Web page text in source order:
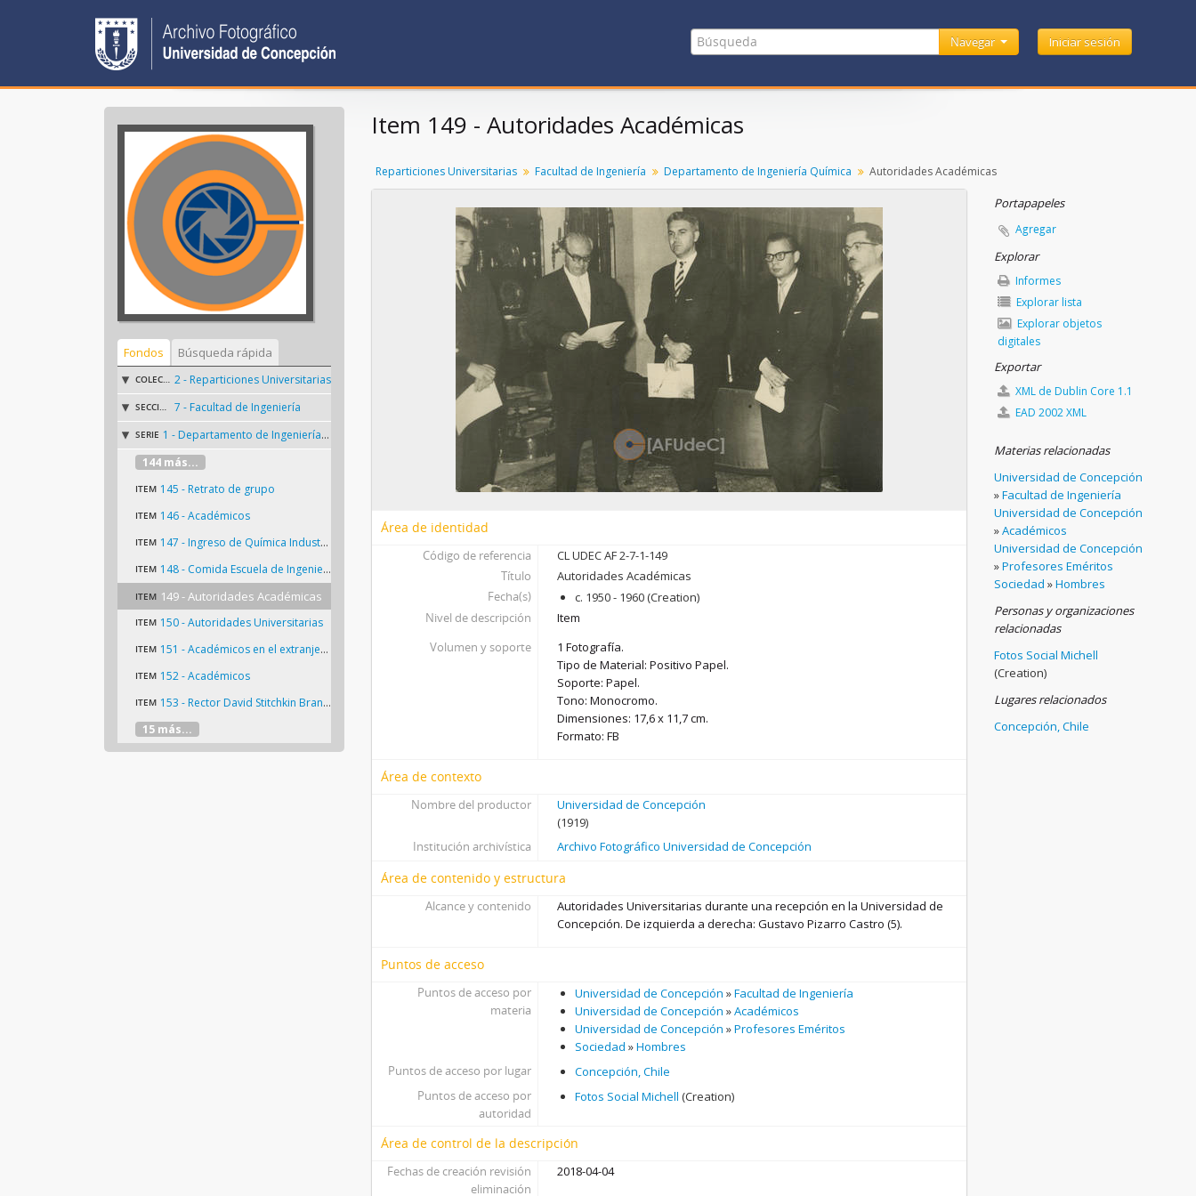
Iniciar sesión
Navegar
Fondos Búsqueda rápida
COLECCIÓN 2 - Reparticiones Universitarias
SECCIÓN 7 - Facultad de Ingeniería
SERIE 1 - Departamento de Ingeniería Química
144 más...
ITEM 145 - Retrato de grupo
ITEM 146 - Académicos
ITEM 147 - Ingreso de Química Industrial
ITEM 148 - Comida Escuela de Ingeniería
ITEM 149 - Autoridades Académicas
ITEM 150 - Autoridades Universitarias
ITEM 151 - Académicos en el extranjero
ITEM 152 - Académicos
ITEM 153 - Rector David Stitchkin Branover
15 más...
Item 149 - Autoridades Académicas
Reparticiones Universitarias Facultad de Ingeniería Departamento de Ingeniería Química Autoridades Académicas
Área de identidad
Código de referencia
CL UDEC AF 2-7-1-149
Título
Autoridades Académicas
Fecha(s)
c. 1950 - 1960 (Creation)
Nivel de descripción
Item
Volumen y soporte
1 Fotografía.
Tipo de Material: Positivo Papel.
Soporte: Papel.
Tono: Monocromo.
Dimensiones: 17,6 x 11,7 cm.
Formato: FB
Área de contexto
Nombre del productor
Universidad de Concepción
(1919)
Institución archivística
Archivo Fotográfico Universidad de Concepción
Área de contenido y estructura
Alcance y contenido
Autoridades Universitarias durante una recepción en la Universidad de
Concepción. De izquierda a derecha: Gustavo Pizarro Castro (5).
Puntos de acceso
Puntos de acceso por
materia
Universidad de Concepción »Facultad de Ingeniería
Universidad de Concepción »Académicos
Universidad de Concepción »Profesores Eméritos
Sociedad »Hombres
Puntos de acceso por lugar
Concepción, Chile
Puntos de acceso por
autoridad
Fotos Social Michell (Creation)
Área de control de la descripción
Fechas de creación revisión
eliminación
2018-04-04
Portapapeles
Agregar
Explorar
Informes
Explorar lista
Explorar objetos
digitales
Exportar
XML de Dublin Core 1.1
EAD 2002 XML
Materias relacionadas
Universidad de Concepción
»Facultad de Ingeniería
Universidad de Concepción
»Académicos
Universidad de Concepción
»Profesores Eméritos
Sociedad »Hombres
Personas y organizaciones
relacionadas
Fotos Social Michell
(Creation)
Lugares relacionados
Concepción, Chile